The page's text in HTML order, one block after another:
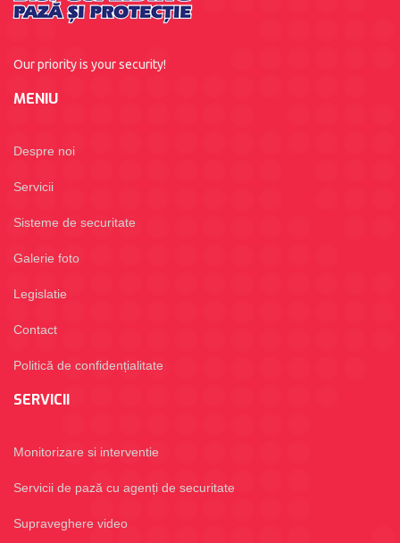
Our priority is your security!
MENIU
Despre noi
Servicii
Sisteme de securitate
Galerie foto
Legislatie
Contact
Politică de confidențialitate
SERVICII
Monitorizare si interventie
Servicii de pază cu agenți de securitate
Supraveghere video